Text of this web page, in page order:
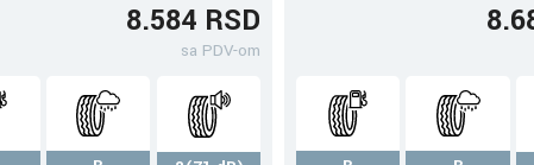
8.584 RSD
sa PDV-om